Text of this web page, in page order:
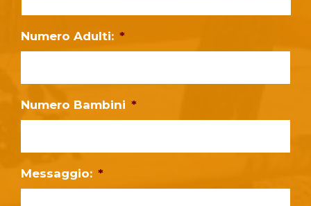
Numero Adulti: *
Numero Bambini *
Messaggio: *